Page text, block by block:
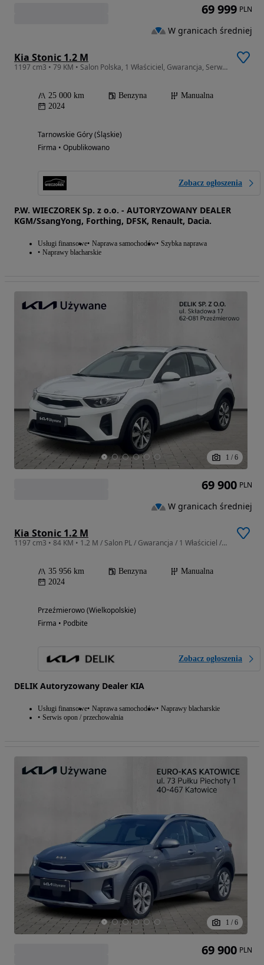
Kia Stonic 1.2 M
1197 cm3 • 79 KM • Salon Polska, 1 Właściciel, Gwarancja, Serw. w ASO, FV VAT ! ! !
25 000 km Benzyna
Manualna
2024
Tarnowskie Góry (Śląskie)
Firma • Opublikowano
Zobacz ogłoszenia
P.W. WIECZOREK Sp. z o.o. - AUTORYZOWANY DEALER
KGM/SsangYong, Forthing, DFSK, Renault, Dacia.
Usługi finansowe Naprawa samochodów Szybka naprawa
Naprawy blacharskie
69 999 PLN
W granicach średniej
1 / 6
Kia Stonic 1.2 M
1197 cm3 • 84 KM • 1.2 M / Salon PL / Gwarancja / 1 Właściciel / Aso
35 956 km Benzyna
Manualna
2024
Przeźmierowo (Wielkopolskie)
Firma • Podbite
Zobacz ogłoszenia
DELIK Autoryzowany Dealer KIA
Usługi finansowe Naprawa samochodów Naprawy blacharskie
Serwis opon / przechowalnia
69 900 PLN
W granicach średniej
1 / 6
69 900 PLN